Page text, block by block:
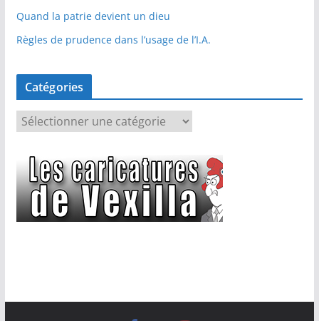
Quand la patrie devient un dieu
Règles de prudence dans l’usage de l’I.A.
Catégories
a
é
g
o
r